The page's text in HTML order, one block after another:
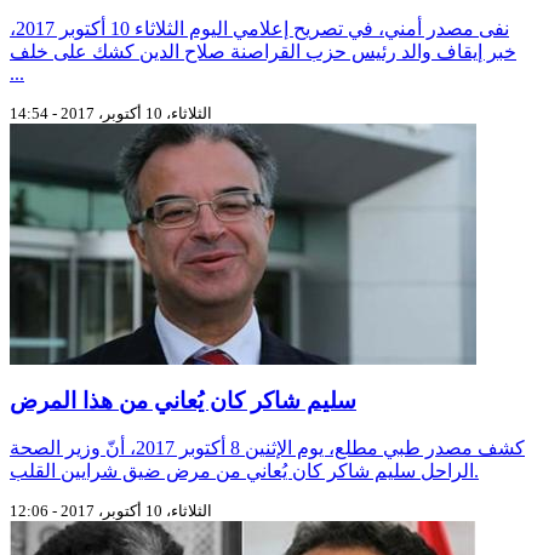
نفى مصدر أمني، في تصريح إعلامي اليوم الثلاثاء 10 أكتوبر 2017،
خبر إيقاف والد رئيس حزب القراصنة صلاح الدين كشك على خلف
...
الثلاثاء، 10 أكتوبر، 2017 - 14:54
سليم شاكر كان يُعاني من هذا المرض
كشف مصدر طبي مطلع، يوم الإثنين 8 أكتوبر 2017، أنّ وزير الصحة
الراحل سليم شاكر كان يُعاني من مرض ضيق شرايين القلب.
الثلاثاء، 10 أكتوبر، 2017 - 12:06